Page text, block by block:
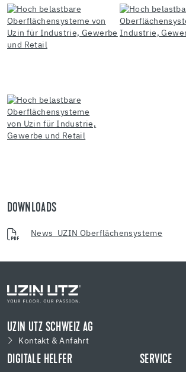
DOWNLOADS
News_UZIN Oberflächensysteme
UZIN UTZ SCHWEIZ AG
Kontakt & Anfahrt
DIGITALE HELFER SERVICE